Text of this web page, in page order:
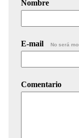
Nombre
E-mail No será
Comentario